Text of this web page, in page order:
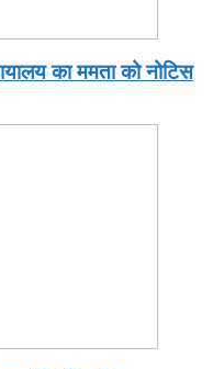
का ममता को नोटिस